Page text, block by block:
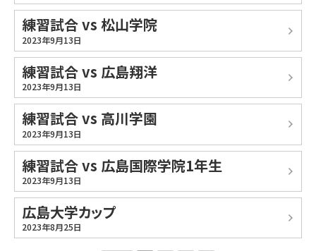
練習試合 vs 松山学院
2023年9月13日
練習試合 vs 広島翔洋
2023年9月13日
練習試合 vs 高川学園
2023年9月13日
練習試合 vs 広島国際学院1年生
2023年9月13日
広島大学カップ
2023年8月25日